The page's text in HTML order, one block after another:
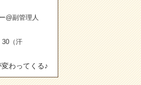
@副管理人
30（汗
わってくる♪